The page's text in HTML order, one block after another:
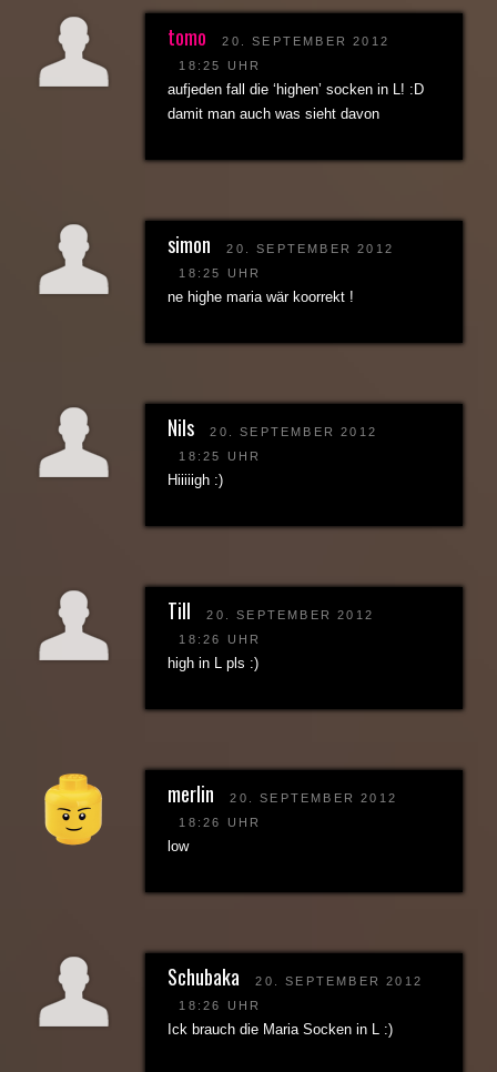
tomo
20. SEPTEMBER 2012
18:25 UHR
aufjeden fall die ‘highen’ socken in L! :D
damit man auch was sieht davon
simon
20. SEPTEMBER 2012
18:25 UHR
ne highe maria wär koorrekt !
Nils
20. SEPTEMBER 2012
18:25 UHR
Hiiiiigh :)
Till
20. SEPTEMBER 2012
18:26 UHR
high in L pls :)
merlin
20. SEPTEMBER 2012
18:26 UHR
low
Schubaka
20. SEPTEMBER 2012
18:26 UHR
Ick brauch die Maria Socken in L :)